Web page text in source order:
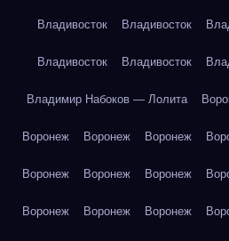
Владивосток Владивосток
Владивосток Владивосток
Владимир Набоков — Лолита
Воронеж Воронеж Воронеж
Воронеж Воронеж Воронеж
Воронеж Воронеж Воронеж